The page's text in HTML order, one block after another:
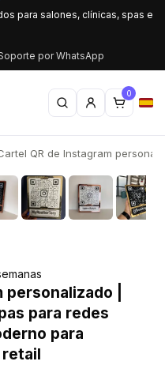
para salones, clínicas, spas e
por WhatsApp
0
QR de Instagram
›
|
para redes
para